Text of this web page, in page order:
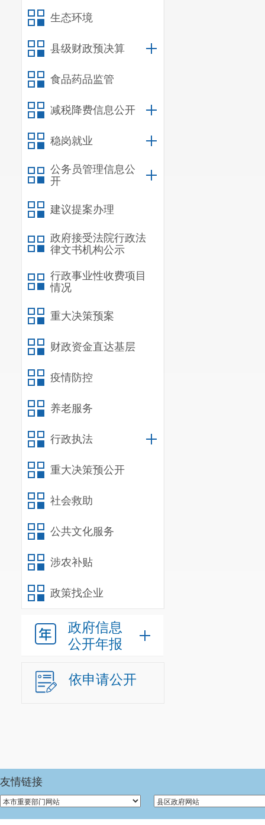
生态环境
县级财政预决算
食品药品监管
减税降费信息公开
稳岗就业
公务员管理信息公
开
建议提案办理
政府接受法院行政法
律文书机构公示
行政事业性收费项目
情况
重大决策预案
财政资金直达基层
疫情防控
养老服务
行政执法
重大决策预公开
社会救助
公共文化服务
涉农补贴
政策找企业
政府信息
公开年报
依申请公开
友情链接